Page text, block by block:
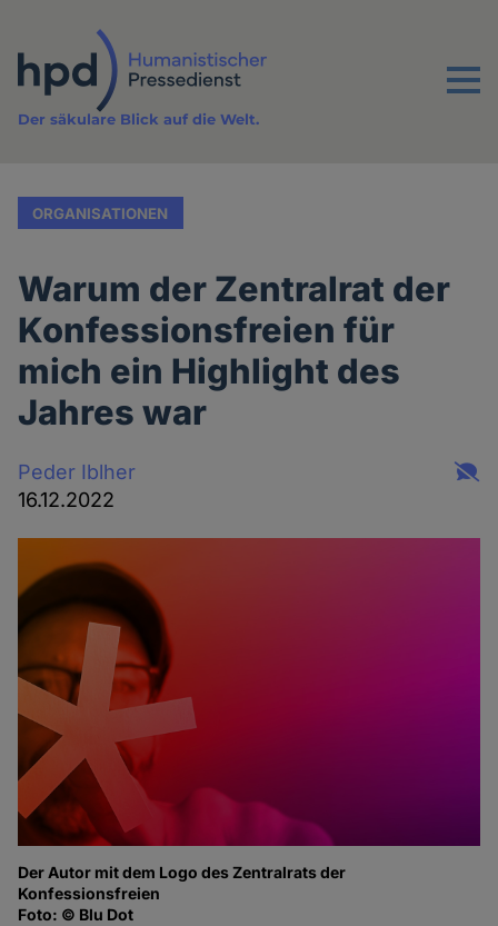
Inhalt
Menu
Der säkulare Blick auf die Welt.
ORGANISATIONEN
Warum der Zentralrat der
Konfessionsfreien für
mich ein Highlight des
Jahres war
Peder Iblher
16.12.2022
Der Autor mit dem Logo des Zentralrats der
Konfessionsfreien
Foto: © Blu Dot